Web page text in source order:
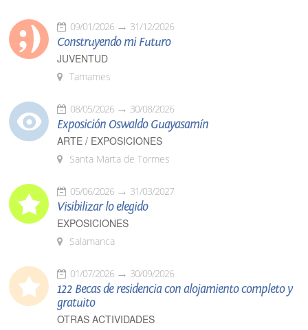
09/01/2026 31/12/2026
Construyendo mi Futuro
JUVENTUD
Tamames
08/05/2026 30/08/2026
Exposición Oswaldo Guayasamín
ARTE / EXPOSICIONES
Santa Marta de Tormes
05/06/2026 31/03/2027
Visibilizar lo elegido
EXPOSICIONES
Salamanca
01/07/2026 30/09/2026
122 Becas de residencia con alojamiento completo y
gratuito
OTRAS ACTIVIDADES